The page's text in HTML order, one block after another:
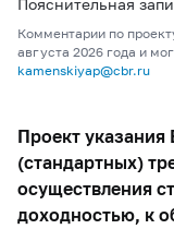
Пояснительная
Комментарии по
августа 2026 года и
kamenskiyap@cbr.ru
Проект
(стандартных)
осуществления
доходностью, к